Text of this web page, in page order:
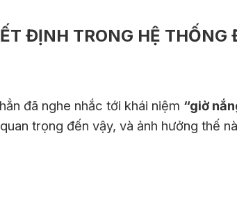
ĐỊNH TRONG HỆ THỐNG
đã nghe nhắc tới khái niệm “giờ
trọng đến vậy, và ảnh hưởng thế